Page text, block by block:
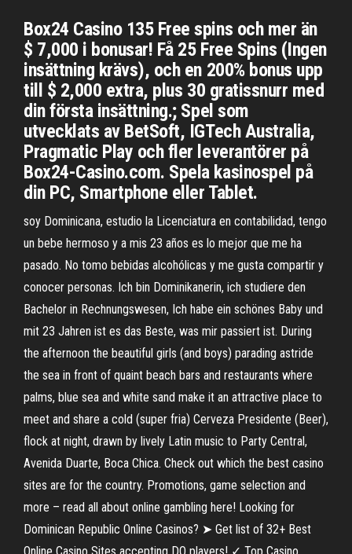
Box24 Casino 135 Free spins och mer än
$ 7,000 i bonusar! Få 25 Free Spins (Ingen
insättning krävs), och en 200% bonus upp
till $ 2,000 extra, plus 30 gratissnurr med
din första insättning.; Spel som
utvecklats av BetSoft, IGTech Australia,
Pragmatic Play och fler leverantörer på
Box24-Casino.com. Spela kasinospel på
din PC, Smartphone eller Tablet.
soy Dominicana, estudio la Licenciatura en contabilidad, tengo
un bebe hermoso y a mis 23 años es lo mejor que me ha
pasado. No tomo bebidas alcohólicas y me gusta compartir y
conocer personas. Ich bin Dominikanerin, ich studiere den
Bachelor in Rechnungswesen, Ich habe ein schönes Baby und
mit 23 Jahren ist es das Beste, was mir passiert ist. During
the afternoon the beautiful girls (and boys) parading astride
the sea in front of quaint beach bars and restaurants where
palms, blue sea and white sand make it an attractive place to
meet and share a cold (super fria) Cerveza Presidente (Beer),
flock at night, drawn by lively Latin music to Party Central,
Avenida Duarte, Boca Chica. Check out which the best casino
sites are for the country. Promotions, game selection and
more – read all about online gambling here! Looking for
Dominican Republic Online Casinos? ➤ Get list of 32+ Best